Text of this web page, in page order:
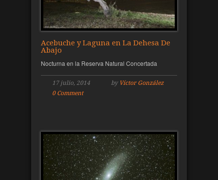
Acebuche y Laguna en La Dehesa De
Abajo
Nocturna en la Reserva Natural Concertada
17 julio, 2014 by Víctor González
0 Comment